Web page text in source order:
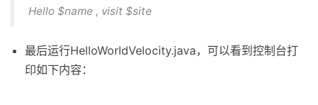
Hello $name , visit $site
最后运行HelloWorldVelocity.java，可以看到控制台打
印如下内容：